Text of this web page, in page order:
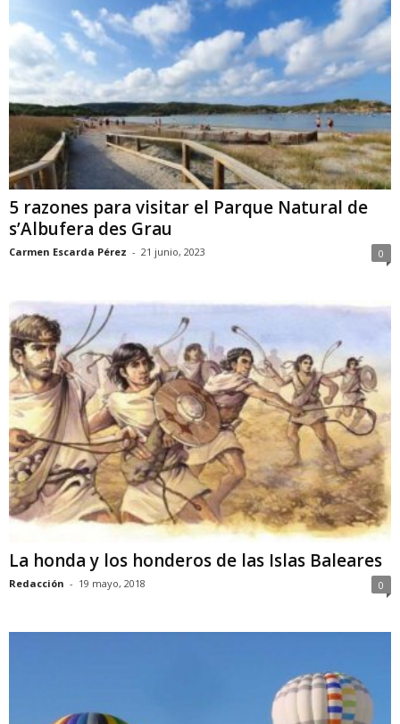
5 razones para visitar el Parque Natural de
s’Albufera des Grau
Carmen Escarda Pérez - 21 junio, 2023 0
La honda y los honderos de las Islas Baleares
Redacción - 19 mayo, 2018 0